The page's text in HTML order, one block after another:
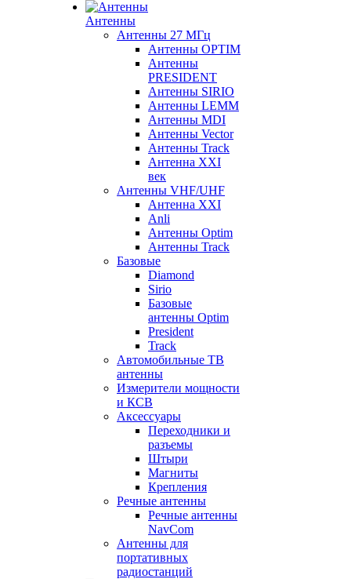
Антенны
Антенны 27 МГц
Антенны OPTIM
Антенны
PRESIDENT
Антенны SIRIO
Антенны LEMM
Антенны MDI
Антенны Vector
Антенны Track
Антенна XXI
век
Антенны VHF/UHF
Антенна XXI
Anli
Антенны Optim
Антенны Track
Базовые
Diamond
Sirio
Базовые
антенны Optim
President
Track
Автомобильные ТВ
антенны
Измерители мощности
и КСВ
Аксессуары
Переходники и
разъемы
Штыри
Магниты
Крепления
Речные антенны
Речные антенны
NavCom
Антенны для
портативных
радиостанций